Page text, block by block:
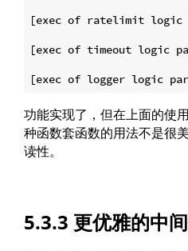
[exec of ratelimit logic
[exec of timeout logic part2]	函数栈:
功能实现了，但在上面的使
种函数套函数的用法不是很
读性。
5.3.3 更优雅的中